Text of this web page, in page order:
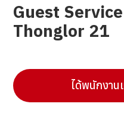
Guest
Thonglor 21
ได้พนักงาน